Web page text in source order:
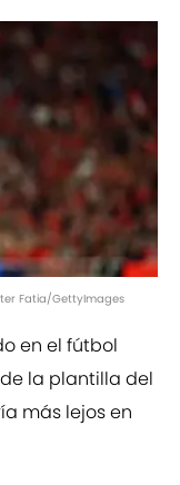
Fatia/GettyImages
en el fútbol
la plantilla del
más lejos en